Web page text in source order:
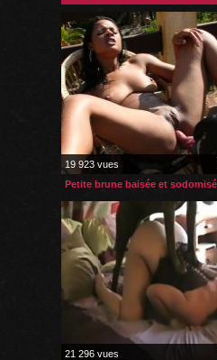
19 923 vues
21 296 vues